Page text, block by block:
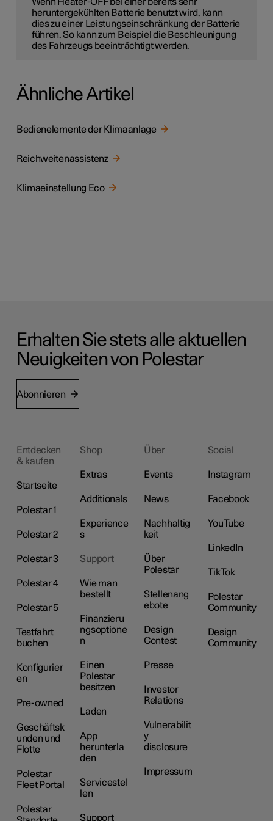
Wenn Heater-OFF bei einer bereits sehr
heruntergekühlten Batterie benutzt wird, kann
dies zu einer Leistungseinschränkung der Batterie
führen. So kann zum Beispiel die Beschleunigung
des Fahrzeugs beeinträchtigt werden.
Ähnliche Artikel
Bedienelemente der Klimaanlage
Reichweitenassistenz
Klimaeinstellung Eco
Erhalten Sie stets alle aktuellen
Neuigkeiten von Polestar
Abonnieren
Entdecken
& kaufen
Startseite
Polestar 1
Polestar 2
Polestar 3
Polestar 4
Polestar 5
Testfahrt
buchen
Konfigurier
en
Pre-owned
Geschäftsk
unden und
Flotte
Polestar
Fleet Portal
Polestar
Shop
Extras
Additionals
Experience
s
Support
Wie man
bestellt
Finanzieru
ngsoptione
n
Einen
Polestar
besitzen
Laden
App
herunterla
den
Servicestel
len
Support
Über
Events
News
Nachhaltig
keit
Über
Polestar
Stellenang
ebote
Design
Contest
Presse
Investor
Relations
Vulnerabilit
y
disclosure
Impressum
Social
Instagram
Facebook
YouTube
LinkedIn
TikTok
Polestar
Community
Design
Community